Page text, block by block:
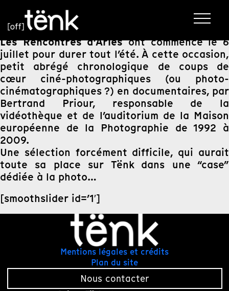
Les Rencontres d’Arlesont commencé le 6
juillet pour durer tout l’été. À cette occasion,
petit abrégé chronologique de coups de
cœur ciné-photographiques (ou photo-
cinématographiques ?) en documentaires, par
Bertrand Priour, responsable de la
vidéothèque et de l’auditorium de la Maison
européenne de la Photographie de 1992 à
2009.
Une sélection forcément difficile, qui aurait
toute sa place sur Tënk dans une “case”
dédiée à la photo…
[smoothslider id=’1′]
Mentions légales et crédits
Plan du site
Nous contacter